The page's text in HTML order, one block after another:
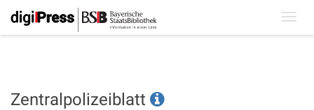
Zentralpolizeiblatt